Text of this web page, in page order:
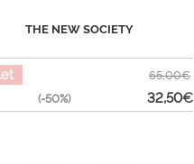
THE NEW SOCIETY
(-50%)
65,00€
32,50€